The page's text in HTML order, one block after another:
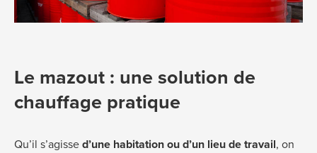
Le mazout : une solution de
chauffage pratique
Qu’il s’agisse d’une habitation ou d’un lieu de travail, on